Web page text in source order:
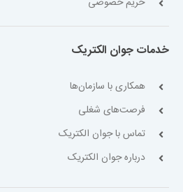
خدمات جوان الکتریک
همکاری با سازمان‌ها
فرصت‌های شغلی
تماس با جوان الکتریک
درباره جوان الکتریک